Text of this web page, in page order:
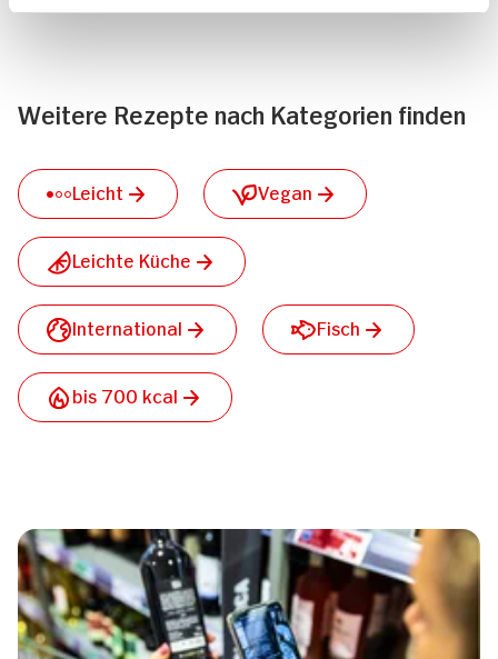
Weitere Rezepte nach Kategorien finden
Leicht Vegan
Leichte Küche
International Fisch
bis 700 kcal